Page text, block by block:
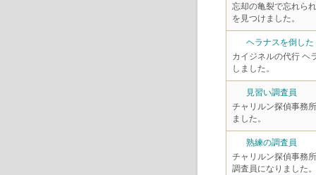
忘却の亀裂で忘れら
を見つけました。
ヘラナスを倒した
カイジネルの代行 ヘ
しました。
見習い調査員
チャリルン探偵事務
ました。
熟練の調査員
チャリルン探偵事務
調査員になりました。